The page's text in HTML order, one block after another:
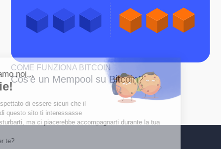
Ciao, siamo noi...
Cookie!
Abbiamo aspettato di essere sicuri che il
contenuto di questo sito ti interessasse
prima di disturbarti, ma ci piacerebbe accompagnarti durante la tua
Va bene per te?
COME FUNZIONA BITCOIN
Cos'è un Mempool su Bitcoin?